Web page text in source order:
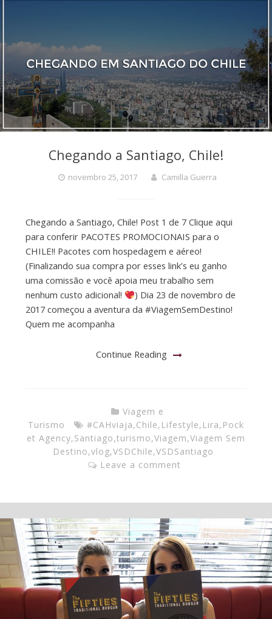
Chegando a Santiago, Chile!
novembro 25, 2017 Camilla Guerra
Chegando a Santiago, Chile! Post 1 de 7 Clique aqui
para conferir PACOTES PROMOCIONAIS para o
CHILE!! Pacotes com hospedagem e aéreo!
(Finalizando sua compra por esses link’s eu ganho
uma comissão e você apoia meu trabalho sem
nenhum custo adicional!
) Dia 23 de novembro de
2017 começou a aventura da #ViagemSemDestino!
Quem me acompanha
Continue Reading
Viagem e
Turismo
#CAHviaja,Chile, Lifestyle, Lira, Pock
et Agency,Santiago,turismo,Viagem,Viagem Sem
Destino,vlog,VSDChile,VSDSantiago
Leave a comment